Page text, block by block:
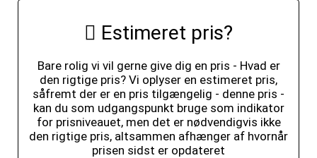
Estimeret pris?
Bare rolig vi vil gerne give dig en pris - Hvad er
den rigtige pris? Vi oplyser en estimeret pris,
såfremt der er en pris tilgængelig - denne pris -
kan du som udgangspunkt bruge som indikator
for prisniveauet, men det er nødvendigvis ikke
den rigtige pris, altsammen afhænger af hvornår
prisen sidst er opdateret